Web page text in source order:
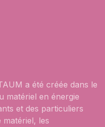
a été créée dans le
matériel en énergie
et des particuliers
les